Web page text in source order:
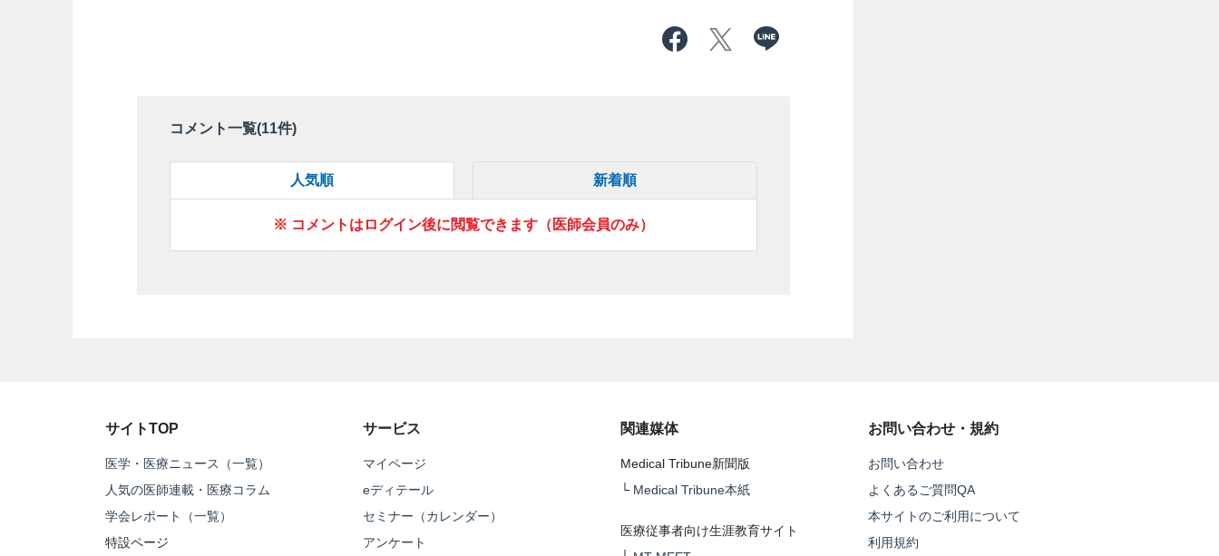
コメント一覧(11件)
人気順 新着順
※ コメントはログイン後に閲覧できます（医師会員のみ）
サイトTOP
医学・医療ニュース（一覧）
人気の医師連載・医療コラム
学会レポート（一覧）
特設ページ
サービス
マイページ
eディテール
セミナー（カレンダー）
アンケート
関連媒体
Medical Tribune新聞版
└ Medical Tribune本紙
医療従事者向け生涯教育サイト
お問い合わせ・規約
お問い合わせ
よくあるご質問QA
本サイトのご利用について
利用規約